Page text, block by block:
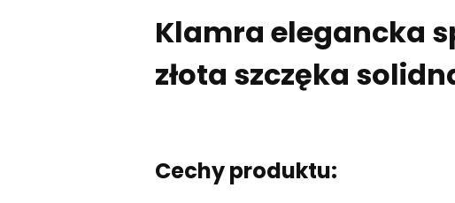
Klamra elegancka
złota szczęka
Cechy produktu: